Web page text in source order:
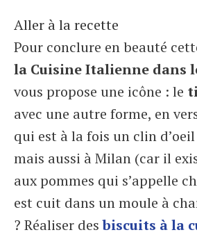
Aller à la recette
Pour conclure en beauté
la Cuisine Italienne dans
vous propose une icône : le
avec une autre forme, en
qui est à la fois un clin
mais aussi à Milan (car il
aux pommes qui s’appelle
est cuit dans un moule à
? Réaliser desbiscuits à la